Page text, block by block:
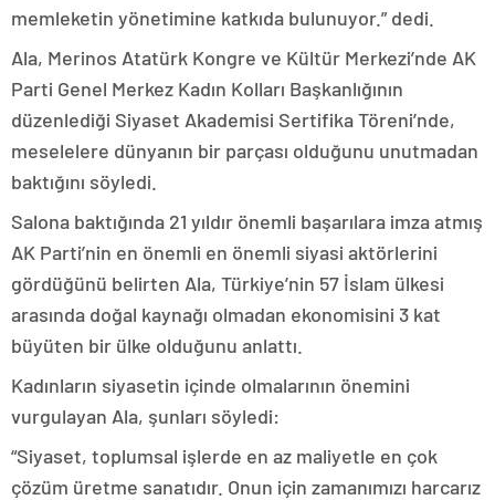
memleketin yönetimine katkıda bulunuyor.” dedi.
Ala, Merinos Atatürk Kongre ve Kültür Merkezi’nde AK
Parti Genel Merkez Kadın Kolları Başkanlığının
düzenlediği Siyaset Akademisi Sertifika Töreni’nde,
meselelere dünyanın bir parçası olduğunu unutmadan
baktığını söyledi.
Salona baktığında 21 yıldır önemli başarılara imza atmış
AK Parti’nin en önemli en önemli siyasi aktörlerini
gördüğünü belirten Ala, Türkiye’nin 57 İslam ülkesi
arasında doğal kaynağı olmadan ekonomisini 3 kat
büyüten bir ülke olduğunu anlattı.
Kadınların siyasetin içinde olmalarının önemini
vurgulayan Ala, şunları söyledi:
“Siyaset, toplumsal işlerde en az maliyetle en çok
çözüm üretme sanatıdır. Onun için zamanımızı harcarız